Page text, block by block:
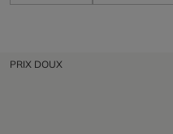
PRIX DOUX